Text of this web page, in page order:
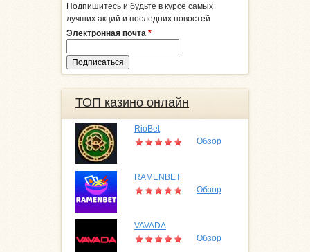
Подпишитесь и будьте в курсе самых
лучших акций и последних новостей
Электронная почта *
ТОП казино онлайн
RioBet
Обзор
RAMENBET
Обзор
VAVADA
Обзор